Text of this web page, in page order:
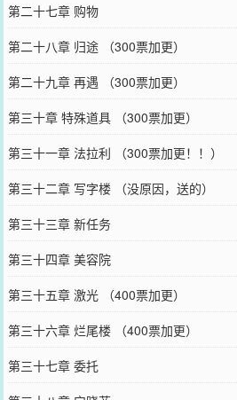
第二十七章 购物
第二十八章 归途 （300票加更）
第二十九章 再遇 （300票加更）
第三十章 特殊道具 （300票加更）
第三十一章 法拉利 （300票加更！！）
第三十二章 写字楼 （没原因，送的）
第三十三章 新任务
第三十四章 美容院
第三十五章 激光 （400票加更）
第三十六章 烂尾楼 （400票加更）
第三十七章 委托